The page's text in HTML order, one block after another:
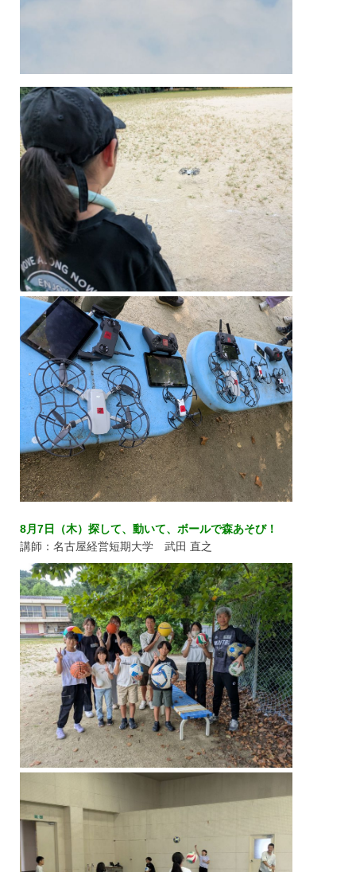
8月7日（木）探して、動いて、ボールで森あそび！
講師：名古屋経営短期大学 武田 直之